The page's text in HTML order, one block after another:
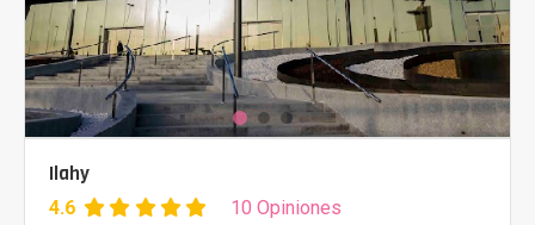
Ilahy
4.6 10 Opiniones